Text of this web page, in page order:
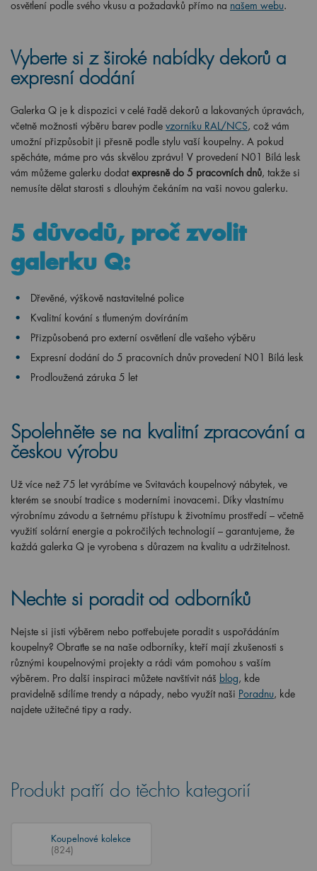
osvětlení podle svého vkusu a požadavků přímo na našem webu.
Vyberte si z široké nabídky dekorů a
expresní dodání
Galerka Q je k dispozici v celé řadě dekorů a lakovaných úpravách,
včetně možnosti výběru barev podle vzorníku RAL/NCS, což vám
umožní přizpůsobit ji přesně podle stylu vaší koupelny. A pokud
spěcháte, máme pro vás skvělou zprávu! V provedení N01 Bílá lesk
vám můžeme galerku dodat expresně do 5 pracovních dnů, takže si
nemusíte dělat starosti s dlouhým čekáním na vaši novou galerku.
5 důvodů, proč zvolit
galerku Q:
Dřevěné, výškově nastavitelné police
Kvalitní kování s tlumeným dovíráním
Přizpůsobená pro externí osvětlení dle vašeho výběru
Expresní dodání do 5 pracovních dnův provedení N01 Bílá lesk
Prodloužená záruka 5 let
Spolehněte se na kvalitní zpracování a
českou výrobu
Už více než 75 let vyrábíme ve Svitavách koupelnový nábytek, ve
kterém se snoubí tradice s moderními inovacemi. Díky vlastnímu
výrobnímu závodu a šetrnému přístupu k životnímu prostředí – včetně
využití solární energie a pokročilých technologií – garantujeme, že
každá galerka Q je vyrobena s důrazem na kvalitu a udržitelnost.
Nechte si poradit od odborníků
Nejste si jisti výběrem nebo potřebujete poradit s uspořádáním
koupelny? Obraťte se na naše odborníky, kteří mají zkušenosti s
různými koupelnovými projekty a rádi vám pomohou s vaším
výběrem. Pro další inspiraci můžete navštívit náš blog, kde
pravidelně sdílíme trendy a nápady, nebo využít naši Poradnu, kde
najdete užitečné tipy a rady.
Produkt patří do těchto kategorií
Koupelnové kolekce
(824)